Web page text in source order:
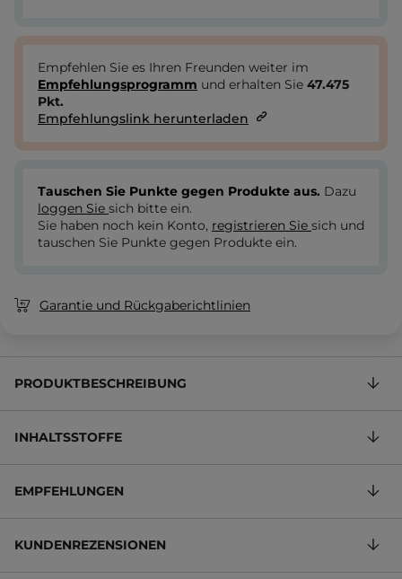
Empfehlen Sie es Ihren Freunden weiter im
Empfehlungsprogramm und erhalten Sie 47.475
Pkt.
Empfehlungslink herunterladen
Tauschen Sie Punkte gegen Produkte aus. Dazu
loggen Sie sich bitte ein.
Sie haben noch kein Konto, registrieren Sie sich und
tauschen Sie Punkte gegen Produkte ein.
Garantie und Rückgaberichtlinien
PRODUKTBESCHREIBUNG
INHALTSSTOFFE
EMPFEHLUNGEN
KUNDENREZENSIONEN